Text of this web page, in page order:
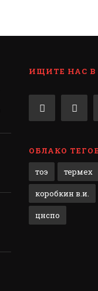
ИЩИТЕ НАС В
ОБЛАКО
тоэ
термех
коробкин в.и.
цнспо